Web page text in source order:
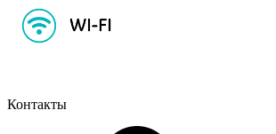
Контакты